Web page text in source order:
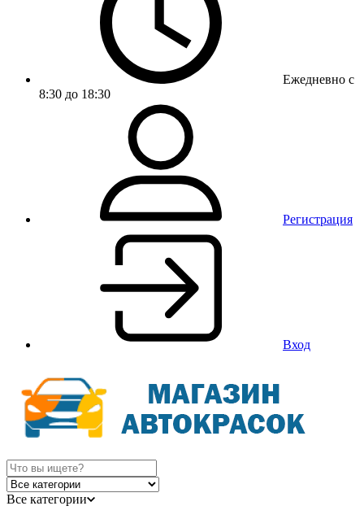
Ежедневно с
8:30 до 18:30
Регистрация
Вход
Все категории